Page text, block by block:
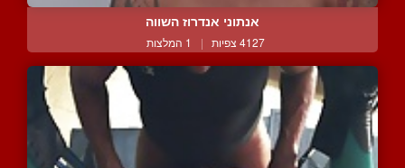
אנתוני אנדרוז השווה
4127 צפיות | 1 המלצות